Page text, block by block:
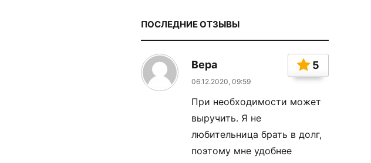
ПОСЛЕДНИЕ ОТЗЫВЫ
Вера
06.12.2020, 09:59
5
При необходимости может
выручить. Я не
любительница брать в долг,
поэтому мне удобнее